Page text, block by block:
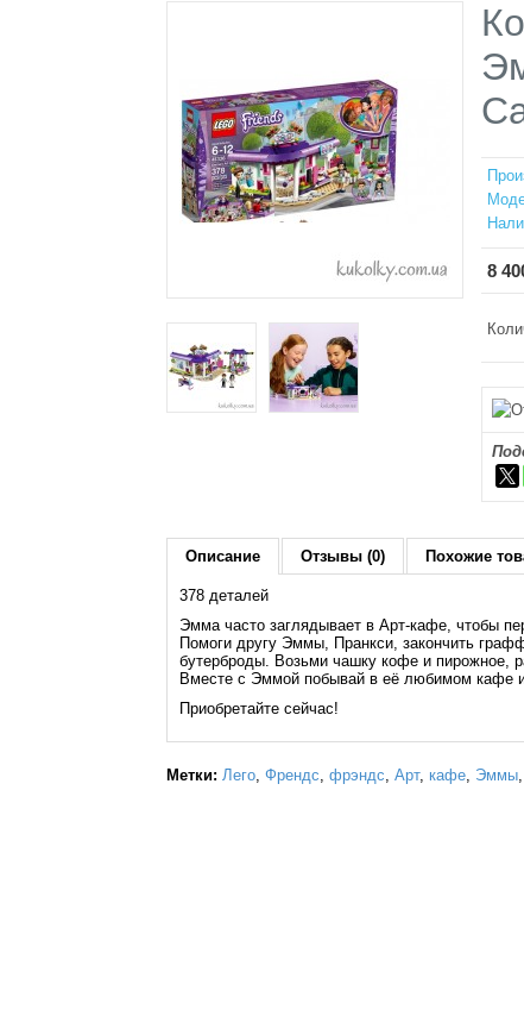
8
Описание Отзывы (0) Похожие
378 деталей
Эмма часто заглядывает в Арт-кафе, чтобы
Помоги другу Эммы, Пранкси, закончить
бутерброды. Возьми чашку кофе и пирожное,
Вместе с Эммой побывай в её любимом кафе
Приобретайте сейчас!
Метки: Лего Френдс фрэндс Арт, кафе Эммы